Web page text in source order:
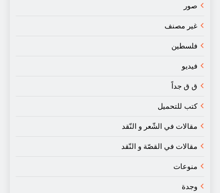
صور
غير مصنف
فلسطين
فيديو
ق ق جداً
كتب للتحميل
مقالات في الشّعر و النّقد
مقالات في القصّة و النّقد
منوعات
وجدة